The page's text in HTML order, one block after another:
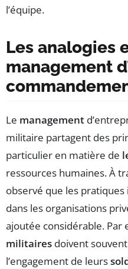
l’équipe.
Les analogies
management
Le management
militaire partagent des
particulier en matière de
ressources humaines. À
observé que les
dans les organisations
ajoutée considérable. Par
militaires doivent
l’engagement de leurs